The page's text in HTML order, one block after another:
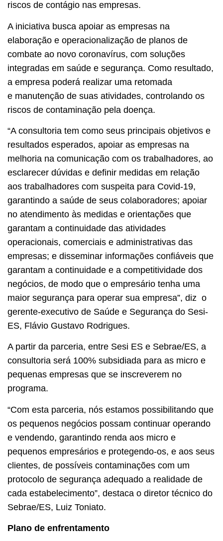
riscos de contágio nas empresas.
A iniciativa busca apoiar as empresas na
elaboração e operacionalização de planos de
combate ao novo coronavírus, com soluções
integradas em saúde e segurança. Como resultado,
a empresa poderá realizar uma retomada
e manutenção de suas atividades, controlando os
riscos de contaminação pela doença.
“A consultoria tem como seus principais objetivos e
resultados esperados, apoiar as empresas na
melhoria na comunicação com os trabalhadores, ao
esclarecer dúvidas e definir medidas em relação
aos trabalhadores com suspeita para Covid-19,
garantindo a saúde de seus colaboradores; apoiar
no atendimento às medidas e orientações que
garantam a continuidade das atividades
operacionais, comerciais e administrativas das
empresas; e disseminar informações confiáveis que
garantam a continuidade e a competitividade dos
negócios, de modo que o empresário tenha uma
maior segurança para operar sua empresa”, diz o
gerente-executivo de Saúde e Segurança do Sesi-
ES, Flávio Gustavo Rodrigues.
A partir da parceria, entre Sesi ES e Sebrae/ES, a
consultoria será 100% subsidiada para as micro e
pequenas empresas que se inscreverem no
programa.
“Com esta parceria, nós estamos possibilitando que
os pequenos negócios possam continuar operando
e vendendo, garantindo renda aos micro e
pequenos empresários e protegendo-os, e aos seus
clientes, de possíveis contaminações com um
protocolo de segurança adequado a realidade de
cada estabelecimento”, destaca o diretor técnico do
Sebrae/ES, Luiz Toniato.
Plano de enfrentamento